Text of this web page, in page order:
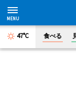
47°C 食べる